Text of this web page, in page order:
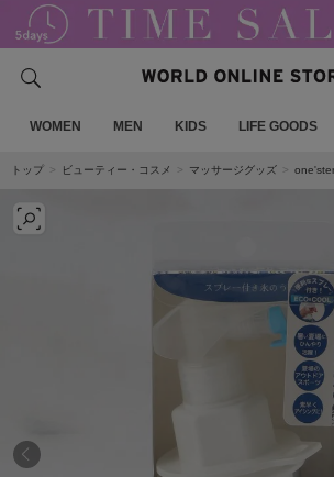
WOMEN MEN KIDS LIFE GOODS
トップ ビューティー・コスメ マッサージグッズ